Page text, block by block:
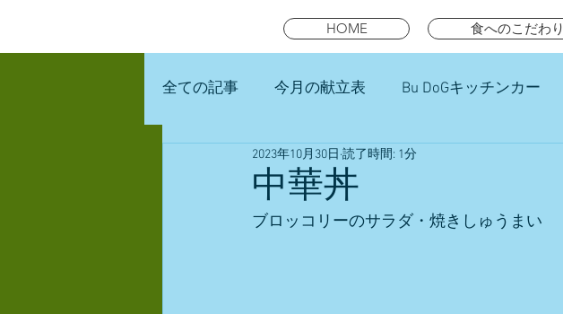
HOME 食へのこだわり
全ての記事 今月の献立表 Bu DoGキッチンカー
未就園児スマイルキッズランチ
中華丼
2023年10月30日 読了時間: 1分
ブロッコリーのサラダ・焼きしゅうまい